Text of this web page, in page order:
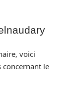
voici
concernant le